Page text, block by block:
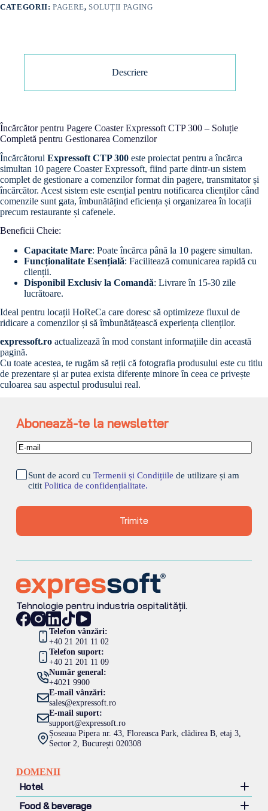
CATEGORII:PAGERE, SOLUȚII PAGING
Descriere
Încărcător pentru Pagere Coaster Expressoft CTP 300 – Soluție
Completă pentru Gestionarea Comenzilor
Încărcătorul Expressoft CTP 300 este proiectat pentru a încărca
simultan 10 pagere Coaster Expressoft, fiind parte dintr-un sistem
complet de gestionare a comenzilor format din pagere, transmitator și
încărcător. Acest sistem este esențial pentru notificarea clienților când
comenzile sunt gata, îmbunătățind eficiența și organizarea în locații
precum restaurante și cafenele.
Beneficii Cheie:
Capacitate Mare: Poate încărca până la 10 pagere simultan.
Funcționalitate Esențială: Facilitează comunicarea rapidă cu
clienții.
Disponibil Exclusiv la Comandă: Livrare în 15-30 zile
lucrătoare.
Ideal pentru locații HoReCa care doresc să optimizeze fluxul de
ridicare a comenzilor și să îmbunătățească experiența clienților.
expressoft.ro actualizează în mod constant informațiile din această
pagină.
Cu toate acestea, te rugăm să reții că fotografia produsului este cu titlu
de prezentare și ar putea exista diferențe minore în ceea ce privește
culoarea sau aspectul produsului real.
Abonează-te la newsletter
Sunt de acord cu Termenii și Condițiile de utilizare și am
citit Politica de confidențialitate.
Trimite
Tehnologie pentru industria ospitalității.
Telefon vânzări:
+40 21 201 11 02
Telefon suport:
+40 21 201 11 09
Număr general:
+4021 9900
E-mail vânzări:
sales@expressoft.ro
E-mail suport:
support@expressoft.ro
Șoseaua Pipera nr. 43, Floreasca Park, clădirea B, etaj 3,
Sector 2, București 020308
DOMENII
Hotel
Food & beverage